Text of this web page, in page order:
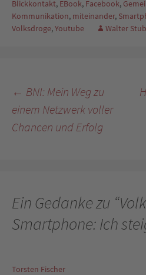
Blickkontakt, EBook, Facebook,
Kommunikation, miteinander,
Volksdroge,Youtube Walter
← BNI: Mein Weg zu
einem Netzwerk voller
Chancen und Erfolg
Ein Gedanke zu “
Smartphone: Ich
Torsten Fischer